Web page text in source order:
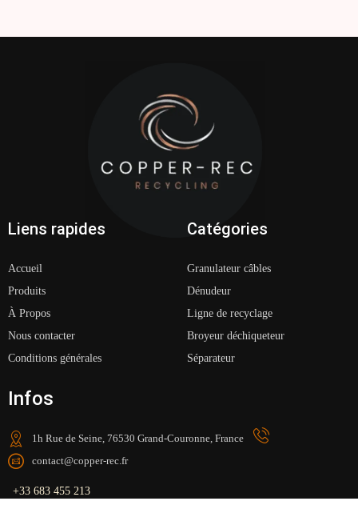
Liens rapides
Accueil
Produits
À Propos
Nous contacter
Conditions générales
Catégories
Granulateur câbles
Dénudeur
Ligne de recyclage
Broyeur déchiqueteur
Séparateur
Infos
1h Rue de Seine, 76530 Grand-Couronne, France
contact@copper-rec.fr
+33 683 455 213